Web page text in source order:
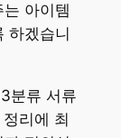
아이템
하겠습니
분류 서류
리에 최